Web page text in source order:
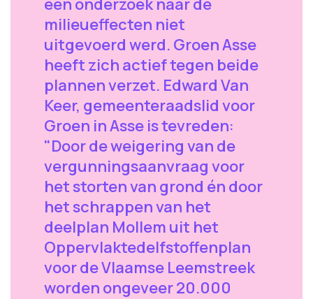
milieueffecten niet
uitgevoerd werd. Groen Asse
heeft zich actief tegen beide
plannen verzet. Edward Van
Keer, gemeenteraadslid voor
Groen in Asse is tevreden:
"Door de weigering van de
vergunningsaanvraag voor
het storten van grond én door
het schrappen van het
deelplan Mollem uit het
Oppervlaktedelfstoffenplan
voor de Vlaamse Leemstreek
worden ongeveer 20.000